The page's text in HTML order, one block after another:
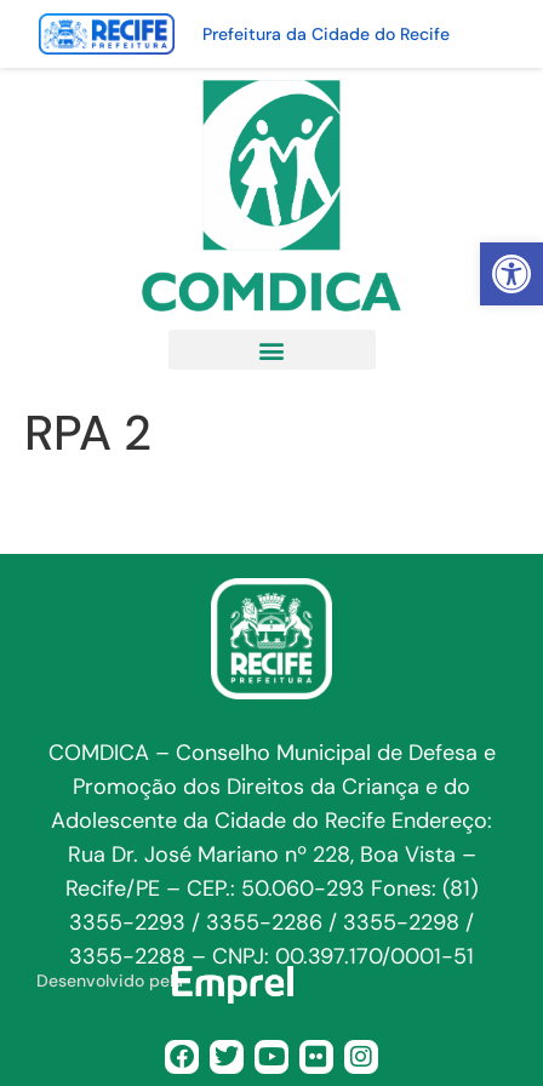
Abrir
Prefeitura da Cidade do Recife
RPA 2
COMDICA – Conselho Municipal de Defesa e
Promoção dos Direitos da Criança e do
Adolescente da Cidade do Recife Endereço:
Rua Dr. José Mariano nº 228, Boa Vista –
Recife/PE – CEP.: 50.060-293 Fones: (81)
3355-2293 / 3355-2286 / 3355-2298 /
3355-2288 – CNPJ: 00.397.170/0001-51
Desenvolvido pela